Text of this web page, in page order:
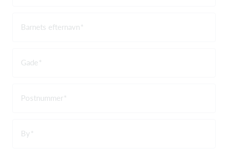
Barnets efternavn
Gade
Postnummer
By